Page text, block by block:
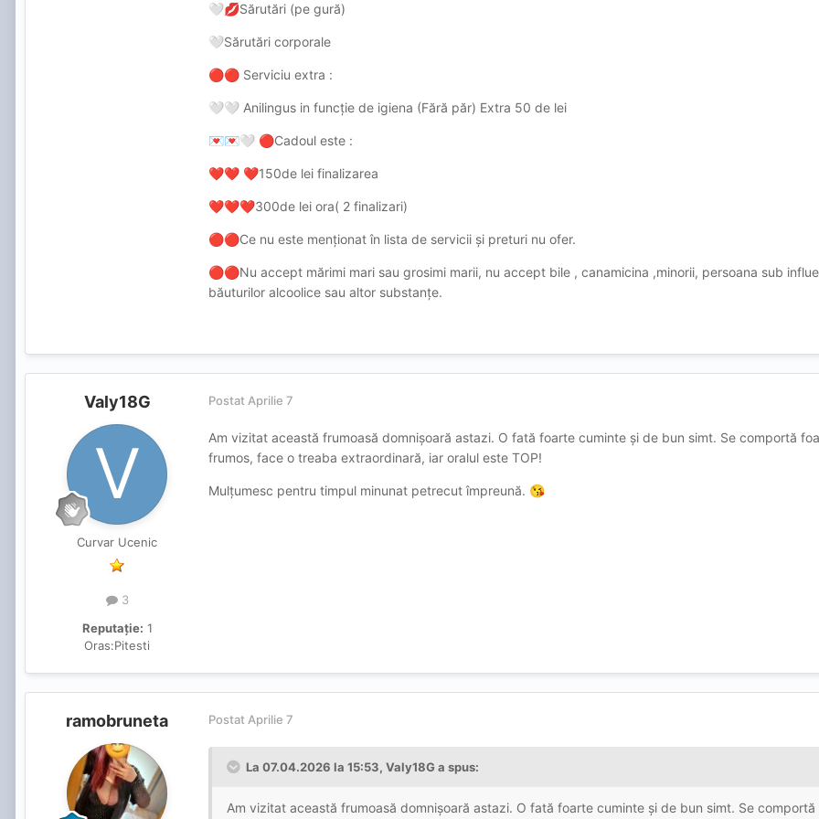
🤍💋Sărutări (pe gură)
🤍Sărutări corporale
🔴🔴 Serviciu extra :
🤍🤍 Anilingus in funcție de igiena (Fără păr) Extra 50 de lei
💌💌🤍 🔴Cadoul este :
❤️❤️ ❤️150de lei finalizarea
❤️❤️❤️300de lei ora( 2 finalizari)
🔴🔴Ce nu este menționat în lista de servicii și preturi nu ofer.
🔴🔴Nu accept mărimi mari sau grosimi marii, nu accept bile , canamicina ,minorii, persoana sub
băuturilor alcoolice sau altor substanțe.
Valy18G
Curvar Ucenic
3
Reputație: 1
Oras:Pitesti
Postat Aprilie 7
Am vizitat această frumoasă domnișoară astazi. O fată foarte cuminte și de bun simt. Se comportă
frumos, face o treaba extraordinară, iar oralul este TOP!
Mulțumesc pentru timpul minunat petrecut împreună. 😘
ramobruneta Postat Aprilie 7
La 07.04.2026 la 15:53, Valy18Ga spus:
Am vizitat această frumoasă domnișoară astazi. O fată foarte cuminte și de bun simt. Se